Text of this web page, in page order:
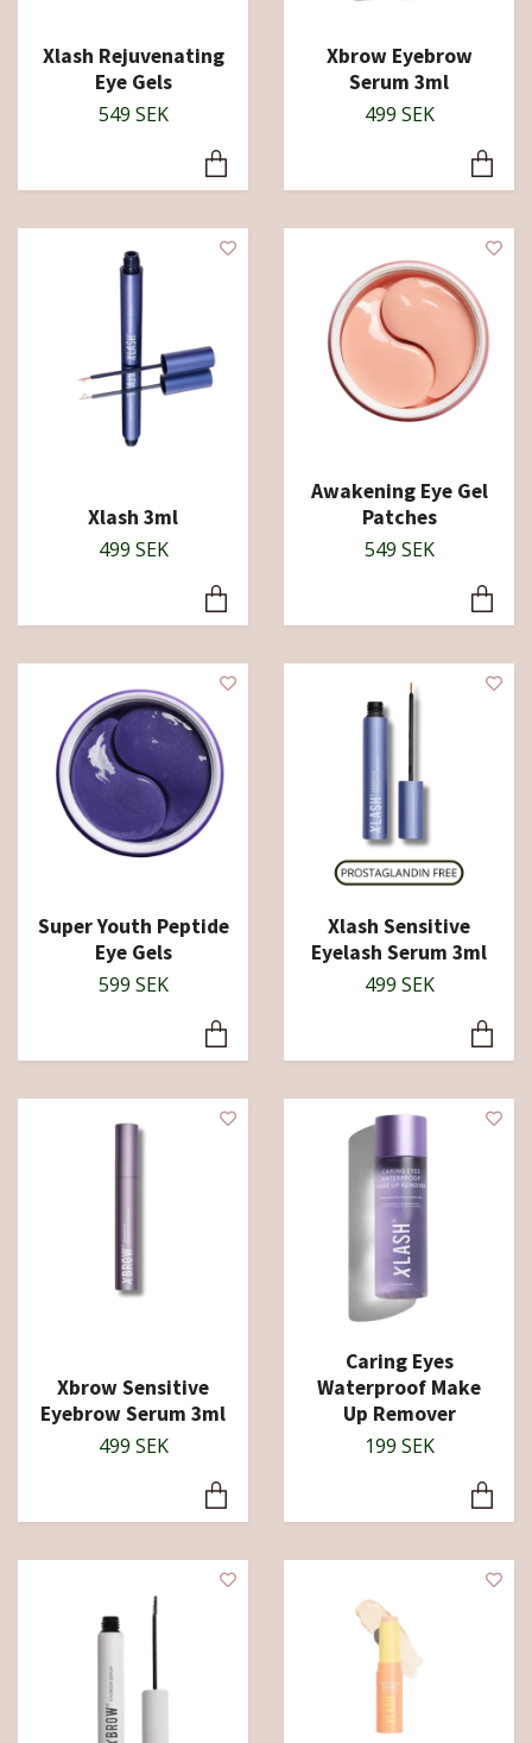
Xlash Rejuvenating
Eye Gels
549 SEK
Xbrow Eyebrow
Serum 3ml
499 SEK
Xlash 3ml
499 SEK
Awakening Eye Gel
Patches
549 SEK
Super Youth Peptide
Eye Gels
599 SEK
Xlash Sensitive
Eyelash Serum 3ml
499 SEK
Xbrow Sensitive
Eyebrow Serum 3ml
499 SEK
Caring Eyes
Waterproof Make
Up Remover
199 SEK